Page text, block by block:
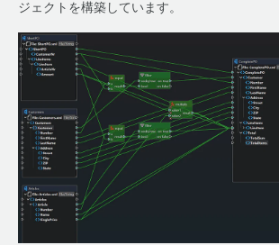
ジェクトを構築しています。